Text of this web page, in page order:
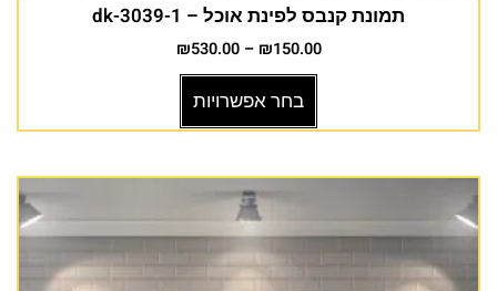
תמונת קנבס לפינת אוכל – dk-3039-1
₪150.00
–
₪530.00
בחר אפשרויות